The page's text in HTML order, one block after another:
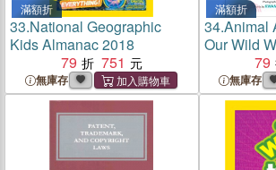
滿額折
33.National Geographic
Kids Almanac 2018
79
751
無庫存
滿額折
34.Animal
Our Wild
and
79
無庫存